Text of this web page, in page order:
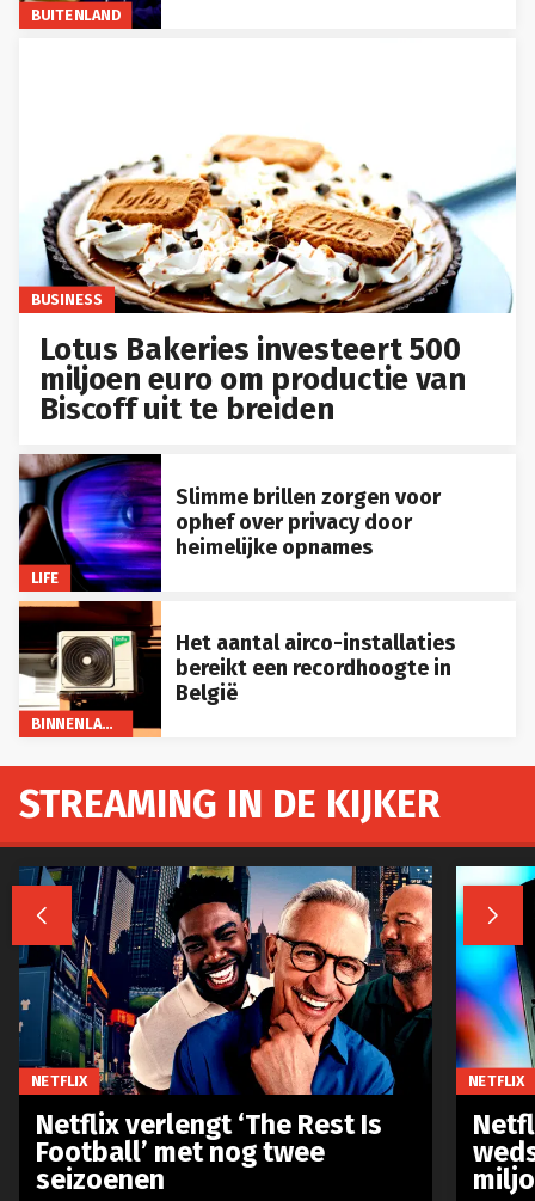
BUITENLAND
BUSINESS
Lotus Bakeries investeert 500
miljoen euro om productie van
Biscoff uit te breiden
LIFE
Slimme brillen zorgen voor
ophef over privacy door
heimelijke opnames
BINNENLAND
Het aantal airco-installaties
bereikt een recordhoogte in
België
STREAMING IN DE KIJKER
 
NETFLIX
Netflix verlengt ‘The Rest Is
Football’ met nog twee
seizoenen
NETFLIX